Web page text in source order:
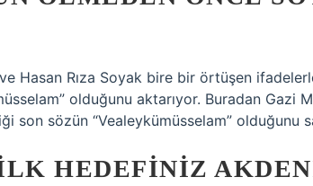
ve Hasan Rıza Soyak bire bir örtüşen
olduğunu aktarıyor. Buradan Gazi
son sözün “Vealeykümüsselam” olduğunu
HEDEFINIZ